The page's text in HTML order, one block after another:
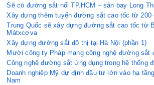
Sẽ có đường sắt nối TP.HCM – sân bay Long
Xây dựng thêm tuyến đường sắt cao tốc từ 200
Trung Quốc sẽ xây dựng đường sắt cao tốc từ
Mátxcơva
Xây dựng đường sắt đô thị tại Hà Nội (phần 1)
Mười công ty Pháp mang công nghệ đường sắt
Công nghệ đường sắt ứng dụng trong hệ thống
Doanh nghiệp Mỹ dự định đầu tư lớn vào hạ
Nam